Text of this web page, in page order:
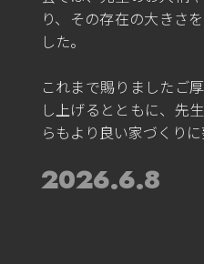
り、その存在の大きさ
した。
これまで賜りましたご
し上げるとともに、先
らもより良い家づくりに
2026.6.8